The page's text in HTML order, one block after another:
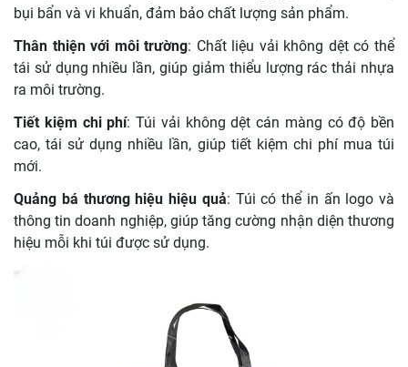
bụi bẩn và vi khuẩn, đảm bảo chất lượng sản phẩm.
Thân thiện với môi trường: Chất liệu vải không dệt có thể
tái sử dụng nhiều lần, giúp giảm thiểu lượng rác thải nhựa
ra môi trường.
Tiết kiệm chi phí: Túi vải không dệt cán màng có độ bền
cao, tái sử dụng nhiều lần, giúp tiết kiệm chi phí mua túi
mới.
Quảng bá thương hiệu hiệu quả: Túi có thể in ấn logo và
thông tin doanh nghiệp, giúp tăng cường nhận diện thương
hiệu mỗi khi túi được sử dụng.